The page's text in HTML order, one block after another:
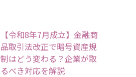
【令和8年7月成立】金融商
品取引法改正で暗号資産規
制はどう変わる？企業が取
るべき対応を解説